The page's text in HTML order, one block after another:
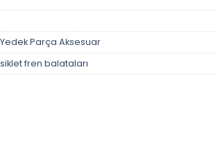
Yedek Parça Aksesuar
fren balataları